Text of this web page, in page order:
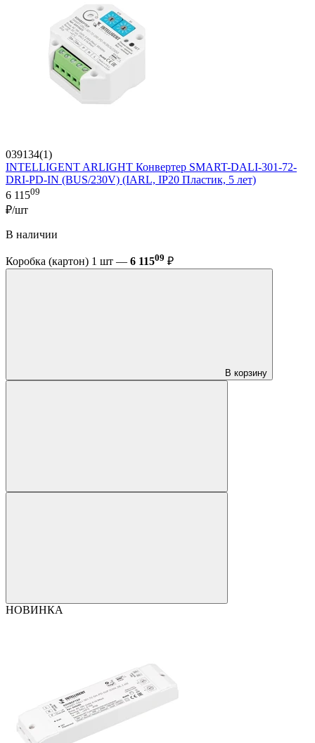
039134(1)
INTELLIGENT ARLIGHT Конвертер SMART-DALI-301-72-
DRI-PD-IN (BUS/230V) (IARL, IP20 Пластик, 5 лет)
6 11509
₽/шт
В наличии
Коробка (картон) 1 шт — 6 11509 ₽
В корзину
НОВИНКА